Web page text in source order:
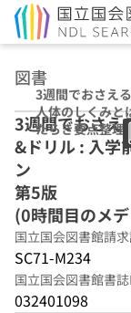
図書
3週間でおさえ
人体のしくみと
たらき要点整理
ドリル : 入学前
生理学のキホン
第5版 (0時間目の
メディカルドリ
ル)
3週間でおさえ
&ドリル : 入学
ン
第5版
(0時間目のメ
国立国会図書館請
SC71-M234
国立国会図書館書
032401098